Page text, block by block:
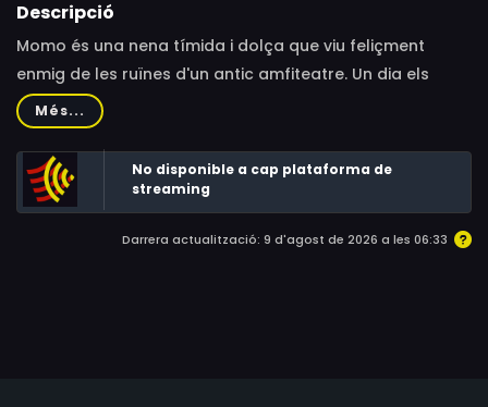
Massimiliano Plinio, Antonio Angrisano, Mario
Bombardieri, Mauro Migliozzi, Gianna Nannini, Maricla
Affatato, Monica Bertolotti, Maura Cenciarelli, Micaela
Descripció
Momo és una nena tímida i dolça que viu feliçment
enmig de les ruïnes d'un antic amfiteatre. Un dia els
Homes Grisos envaeixen la ciutat amb un objectiu molt
clar: robar el temps a la gent. Espantada, Momo va a
veure Casiopea, una tortuga màgica, que li presenta el
Mestre Hora, l'administrador del temps. Però quan torna
per lluitar amb els Homes Grisos s'adona que ja no hi ha
Més...
No disponible a cap plataforma de
streaming
Darrera actualització: 9 d'agost de 2026 a les 06:33